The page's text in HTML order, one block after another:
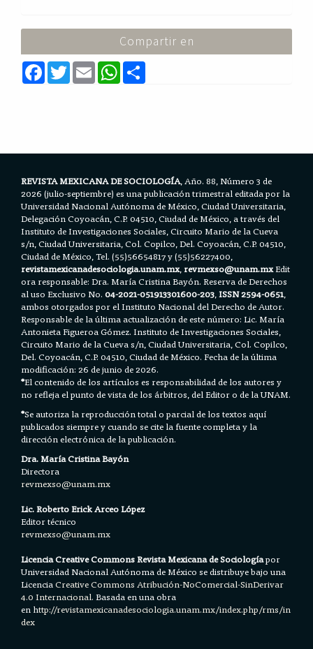
Compartir en
F
a
c
T
w
E
m
a
W
h
a
REVISTA MEXICANA DE SOCIOLOGÍA, Año. 88, Número 3 de
2026 (julio-septiembre) es una publicación trimestral editada por la
Universidad Nacional Autónoma de México, Ciudad Universitaria,
Delegación Coyoacán, C.P. 04510, Ciudad de México, a través del
Instituto de Investigaciones Sociales, Circuito Mario de la Cueva
s/n, Ciudad Universitaria, Col. Copilco, Del. Coyoacán, C.P. 04510,
Ciudad de México, Tel. (55)56654817 y (55)56227400,
revistamexicanadesociologia.unam.mx,revmexso@unam.mxEdit
ora responsable: Dra. María Cristina Bayón. Reserva de Derechos
al uso Exclusivo No.04-2021-051913301600-203,ISSN 2594-0651,
ambos otorgados por el Instituto Nacional del Derecho de Autor.
Responsable de la última actualización de este número: Lic. María
Antonieta Figueroa Gómez. Instituto de Investigaciones Sociales,
Circuito Mario de la Cueva s/n, Ciudad Universitaria, Col. Copilco,
Del. Coyoacán, C.P. 04510, Ciudad de México. Fecha de la última
modificación: 26 de junio de 2026.
*El contenido de los artículos es responsabilidad de los autores y
no refleja el punto de vista de los árbitros, del Editor o de la UNAM.
*Se autoriza la reproducción total o parcial de los textos aquí
publicados siempre y cuando se cite la fuente completa y la
dirección electrónica de la publicación.
Dra. María Cristina Bayón
Directora
revmexso@unam.mx
Lic. Roberto Erick Arceo López
Editor técnico
revmexso@unam.mx
Licencia Creative Commons Revista Mexicana de Sociologíapor
Universidad Nacional Autónoma de México se distribuye bajo una
LicenciaCreative Commons Atribución-NoComercial-SinDerivar
4.0 Internacional.Basada en una obra
en http://revistamexicanadesociologia.unam.mx/index.php/rms/in
dex